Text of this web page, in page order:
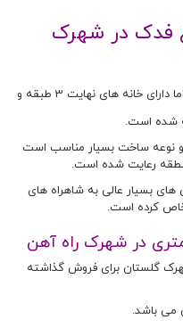
باغ فدک در شهرک
تماما دارای خانه های نهایت 3 طبقه و
است.
نوعه ساخت بسیار مناسب است
رعایت شده است.
دسترسی های بسیار عالی به شاهراه های
کرده است.
باغ فدک منطقه 22 در شهرک گلستان برای فروش گذاشته
باشد.